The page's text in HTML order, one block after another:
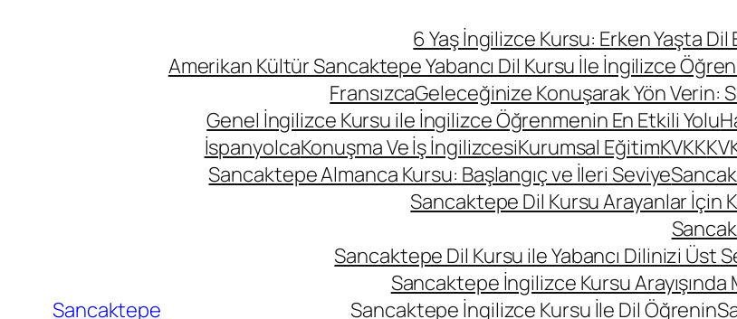
Sancaktepe
6 Yaş İngilizce Kursu: Erken Yaşta Dil
Amerikan Kültür Sancaktepe Yabancı Dil Kursu İle İngilizce
FransızcaGeleceğinize Konuşarak Yön Verin:
Genel İngilizce Kursu ile İngilizce Öğrenmenin En Etkili Yolu
İspanyolcaKonuşma Ve İş İngilizcesiKurumsal EğitimKVKK
Sancaktepe Almanca Kursu: Başlangıç ve İleri Seviye
Sancaktepe Dil Kursu Arayanlar İçin
Sancaktepe Dil Kursu ile Yabancı Dilinizi Üst
Sancaktepe İngilizce Kursu Arayışında
Sancaktepe İngilizce Kursu İle Dil Öğrenin